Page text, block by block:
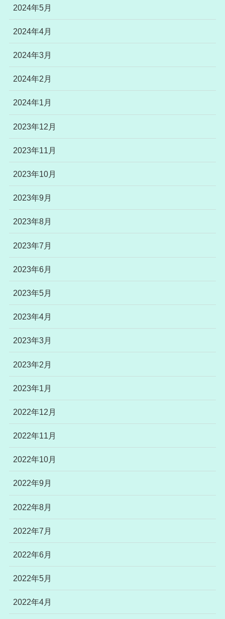
2024年5月
2024年4月
2024年3月
2024年2月
2024年1月
2023年12月
2023年11月
2023年10月
2023年9月
2023年8月
2023年7月
2023年6月
2023年5月
2023年4月
2023年3月
2023年2月
2023年1月
2022年12月
2022年11月
2022年10月
2022年9月
2022年8月
2022年7月
2022年6月
2022年5月
2022年4月